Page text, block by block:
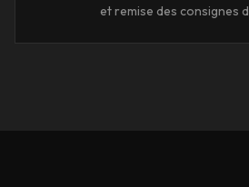
et remise des consignes